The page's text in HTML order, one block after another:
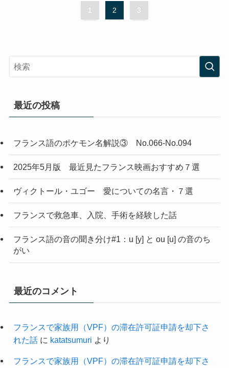
1 2 3
最近の投稿
フランス語のポケモン名解説③ No.066-No.094
2025年5月版 最近見たフランス映画おすすめ７選
ヴィクトール・ユゴー 愛についての名言・７選
フランスで救急車、入院、手術を経験した話
フランス語の音の聞き分け#1：u [y] と ou [u] の音のち
がい
最近のコメント
フランスで家族用（VPF）の滞在許可証申請を却下さ
れた話に katatsumuri より
フランスで家族用（VPF）の滞在許可証申請を却下さ